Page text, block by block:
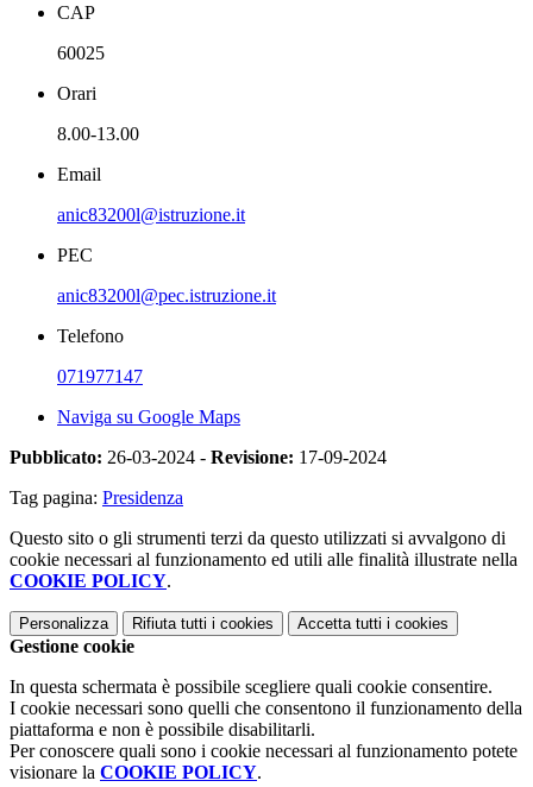
CAP
60025
Orari
8.00-13.00
Email
anic83200l@istruzione.it
PEC
anic83200l@pec.istruzione.it
Telefono
071977147
Naviga su Google Maps
Pubblicato: 26-03-2024 - Revisione: 17-09-2024
Tag pagina: Presidenza
Questo sito o gli strumenti terzi da questo utilizzati si avvalgono di
cookie necessari al funzionamento ed utili alle finalità illustrate nella
COOKIE POLICY.
Personalizza Rifiuta tutti i cookies Accetta tutti i cookies
Gestione cookie
In questa schermata è possibile scegliere quali cookie consentire.
I cookie necessari sono quelli che consentono il funzionamento della
piattaforma e non è possibile disabilitarli.
Per conoscere quali sono i cookie necessari al funzionamento potete
visionare la COOKIE POLICY.